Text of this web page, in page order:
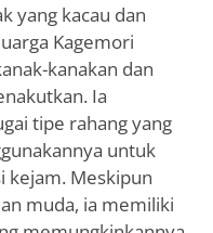
yang kacau dan
Kagemori
kanakan dan
Ia
tipe rahang yang
untuk
kejam. Meskipun
muda, ia memiliki